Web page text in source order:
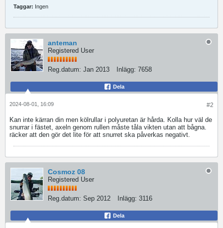
Taggar: Ingen
anteman
Registered User
Reg.datum: Jan 2013 Inlägg: 7658
Dela
#2
2024-08-01, 16:09
Kan inte kärran din men kölrullar i polyuretan är hårda. Kolla hur väl de
snurrar i fästet, axeln genom rullen måste tåla vikten utan att bågna.
räcker att den gör det lite för att snurret ska påverkas negativt.
Cosmoz 08
Registered User
Reg.datum: Sep 2012 Inlägg: 3116
Dela